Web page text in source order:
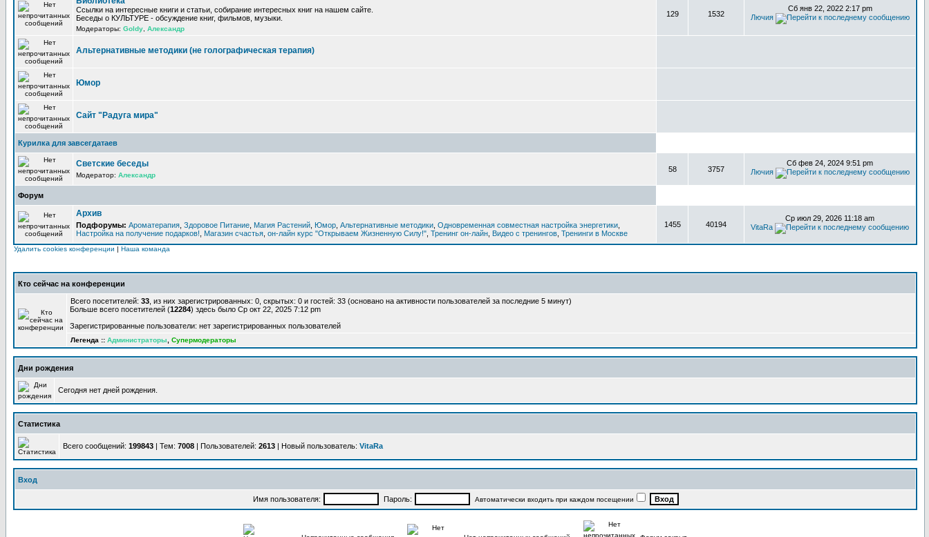
Ссылки на интересные книги и статьи, собирание интересных книг на нашем сайте.
Беседы о КУЛЬТУРЕ - обсуждение книг, фильмов, музыки.
Модераторы: Goldy Александр
129 1532
Сб янв 22, 2022 2:17 pm
Лючия
Альтернативные методики (не голографическая терапия)
Юмор
Сайт "Радуга мира"
Курилка для завсегдатаев
Светские беседы
Модератор: Александр
58 3757
Сб фев 24, 2024 9:51 pm
Лючия
Форум
Архив
Подфорумы: Ароматерапия Здоровое Питание Магия Растений Юмор Альтернативные методики Одновременная совместная настройка энергетики
Настройка на получение подарков!
Магазин счастья он-лайн курс "Открываем Жизненную Силу!" Тренинг он-лайн Видео с тренингов Тренинги в Москве
1455 40194
Ср июл 29, 2026 11:18 am
VitaRa
Удалить cookies конференции | Наша команда
Кто сейчас на конференции
Всего посетителей: 33 , из них зарегистрированных: 0, скрытых: 0 и гостей: 33 (основано на активности пользователей за последние 5 минут)
Больше всего посетителей (12284) здесь было Ср окт 22, 2025 7:12 pm
Зарегистрированные пользователи: нет зарегистрированных пользователей
Легенда :: Администраторы Супермодераторы
Дни рождения
Сегодня нет дней рождения.
Статистика
Всего сообщений: 199843 | Тем: 7008 | Пользователей: 2613 | Новый пользователь: VitaRa
Вход
Имя пользователя: Пароль: Автоматически входить при каждом посещении